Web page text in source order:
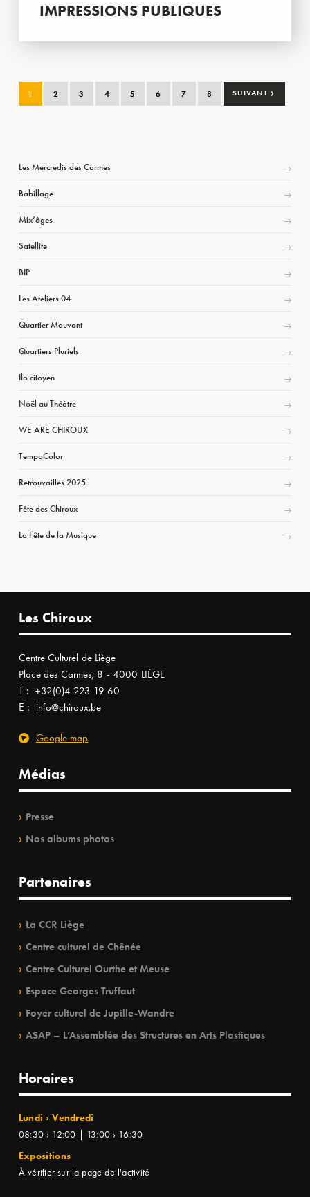
IMPRESSIONS PUBLIQUES
1 2 3 4 5 6 7 8 SUIVANT ›
Les Mercredis des Carmes
Babillage
Mix’âges
Satellite
BIP
Les Ateliers 04
Quartier Mouvant
Quartiers Pluriels
Ilo citoyen
Noël au Théâtre
WE ARE CHIROUX
TempoColor
Retrouvailles 2025
Fête des Chiroux
La Fête de la Musique
Les Chiroux
Centre Culturel de Liège
Place des Carmes, 8 - 4000 LIÈGE
T : +32(0)4 223 19 60
E : info@chiroux.be
Google map
Médias
Presse
Nos albums photos
Partenaires
La CCR Liège
Centre culturel de Chênée
Centre Culturel Ourthe et Meuse
Espace Georges Truffaut
Foyer culturel de Jupille-Wandre
ASAP – L’Assemblée des Structures en Arts Plastiques
Horaires
Lundi › Vendredi
08:30 › 12:00 | 13:00 › 16:30
Expositions
À vérifier sur la page de l'activité